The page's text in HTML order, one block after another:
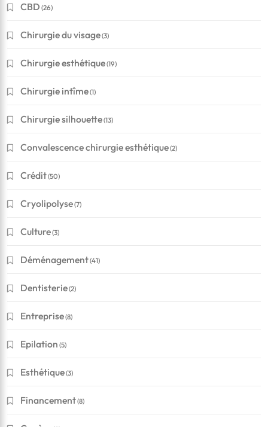
CBD (26)
Chirurgie du visage(3)
Chirurgie esthétique(19)
Chirurgie intîme(1)
Chirurgie silhouette(13)
Convalescence chirurgie esthétique(2)
Crédit(50)
Cryolipolyse(7)
Culture(3)
Déménagement(41)
Dentisterie(2)
Entreprise(8)
Epilation (5)
Esthétique(3)
Financement(8)